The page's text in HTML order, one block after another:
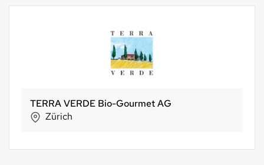
Alternative Bank Schweiz
Olten